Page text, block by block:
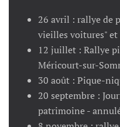
26 avril : rallye de
vieilles voitures" et
12 juillet : Rallye
Méricourt-sur-
30 août : Pique-
20 septembre :
patrimoine -